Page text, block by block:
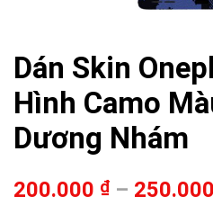
Dán Skin
Hình Camo
Dương Nhám
200.000 ₫ – 250.000